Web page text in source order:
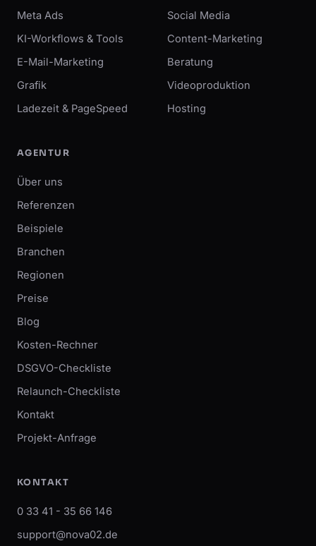
Meta Ads
Social Media
KI-Workflows & Tools
Content-Marketing
E-Mail-Marketing
Beratung
Grafik
Videoproduktion
Ladezeit & PageSpeed
Hosting
AGENTUR
Über uns
Referenzen
Beispiele
Branchen
Regionen
Preise
Blog
Kosten-Rechner
DSGVO-Checkliste
Relaunch-Checkliste
Kontakt
Projekt-Anfrage
KONTAKT
0 33 41 - 35 66 146
support@nova02.de